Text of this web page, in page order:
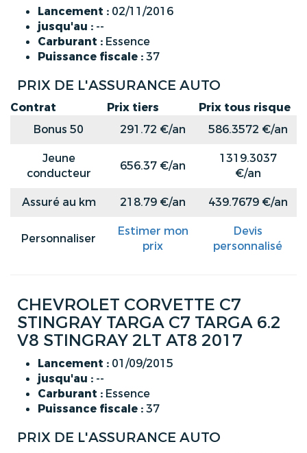
Lancement : 02/11/2016
jusqu'au : --
Carburant : Essence
Puissance fiscale :37
PRIX DE L'ASSURANCE AUTO
Contrat Prix tiers
Prix tous risque
Bonus 50
291.72 €/an
586.3572 €/an
Jeune
conducteur
656.37 €/an
1319.3037
€/an
Assuré au km
218.79 €/an 439.7679 €/an
Personnaliser
Estimer mon
prix
Devis
personnalisé
CHEVROLET CORVETTE C7
STINGRAY TARGA C7 TARGA 6.2
V8 STINGRAY 2LT AT8 2017
Lancement : 01/09/2015
jusqu'au : --
Carburant : Essence
Puissance fiscale :37
PRIX DE L'ASSURANCE AUTO